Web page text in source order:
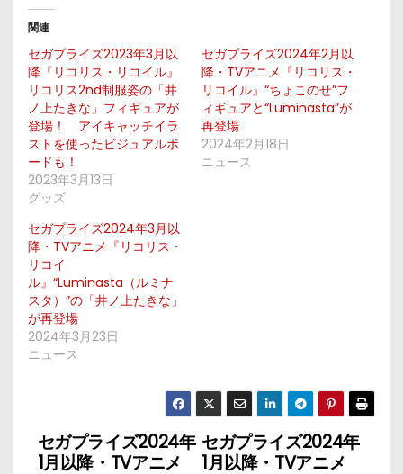
関連
セガプライズ2023年3月以
降『リコリス・リコイル』
リコリス2nd制服姿の「井
ノ上たきな」フィギュアが
登場！ アイキャッチイラ
ストを使ったビジュアルボ
ードも！
2023年3月13日
グッズ
セガプライズ2024年2月以
降・TVアニメ『リコリス・
リコイル』“ちょこのせ”フ
ィギュアと“Luminasta”が
再登場
2024年2月18日
ニュース
セガプライズ2024年3月以
降・TVアニメ『リコリス・
リコイ
ル』“Luminasta（ルミナ
スタ）”の「井ノ上たきな」
が再登場
2024年3月23日
ニュース
投
セガプライズ2024年
1月以降・TVアニメ
セガプライズ2024年
1月以降・TVアニメ